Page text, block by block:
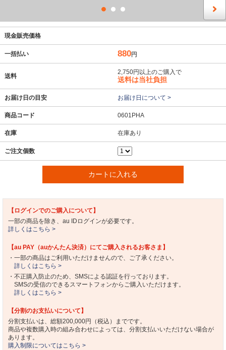
現金販売価格
一括払い 880円
送料
2,750円以上のご購入で
送料は当社負担
お届け日の目安 お届け日について >
商品コード 0601PHA
在庫 在庫あり
ご注文個数
カートに入れる
【ログインでのご購入について】
一部の商品を除き、au IDログインが必要です。
詳しくはこちら >
【au PAY（auかんたん決済）にてご購入されるお客さま】
・一部の商品はご利用いただけませんので、ご了承ください。
詳しくはこちら >
・不正購入防止のため、SMSによる認証を行っております。
SMSの受信のできるスマートフォンからご購入いただけます。
詳しくはこちら >
【分割のお支払いについて】
分割支払いは、総額200,000円（税込）までです。
商品や複数購入時の組み合わせによっては、分割支払いいただけない場合が
あります。
購入制限についてはこちら >